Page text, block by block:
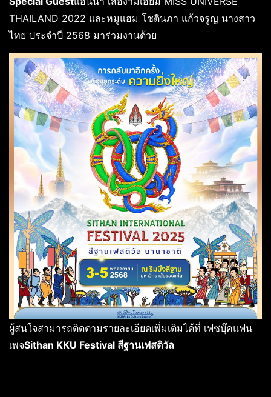
THAILAND 2022 และหมูแฮม โชตินภา แก้วจรูญ นางสาว
ไทย ประจำปี 2568 มาร่วมงานด้วย
ผู้สนใจสามารถติดตามรายละเอียดเพิ่มเติมได้ที่ เฟซบุ๊คแฟน
เพจSithan KKU Festival สีฐานเฟสติวัล